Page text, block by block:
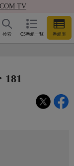
TV
CS番組一覧 番組表
検索